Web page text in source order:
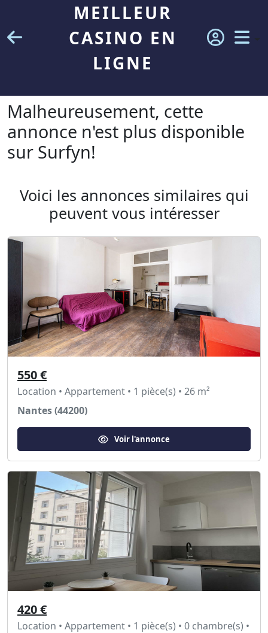
MEILLEUR
CASINO EN
LIGNE
Malheureusement, cette
annonce n'est plus disponible
sur Surfyn!
Voici les annonces similaires qui
peuvent vous intéresser
550 €
Location • Appartement • 1 pièce(s) • 26 m²
Nantes (44200)
Voir l'annonce
420 €
Location • Appartement • 1 pièce(s) • 0 chambre(s) •